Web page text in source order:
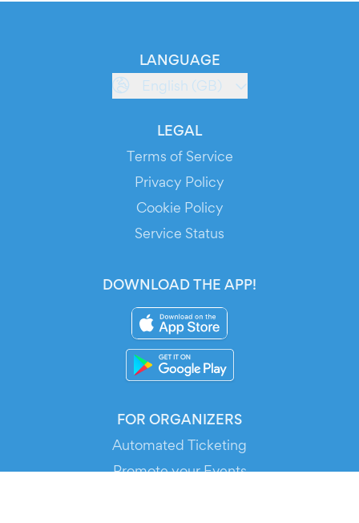
FOR ORGANIZERS
Automated Ticketing
Promote your Events
LANGUAGE
English (GB)
LEGAL
Terms of Service
Privacy Policy
Cookie Policy
Service Status
DOWNLOAD THE APP!